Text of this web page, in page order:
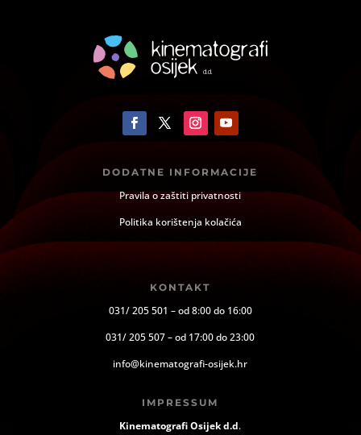
DODATNE INFORMACIJE
Pravila o zaštiti privatnosti
Politika korištenja kolačića
KONTAKT
031/ 205 501 – od 8:00 do 16:00
031/ 205 507 – od 17:00 do 23:00
info@kinematografi-osijek.hr
IMPRESSUM
Kinematografi Osijek d.d.